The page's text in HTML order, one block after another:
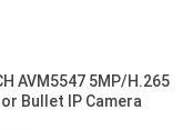
AVM5547 5MP/H.265
Bullet IP Camera